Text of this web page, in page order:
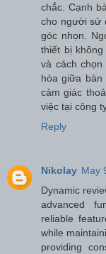
chắc. Cạnh
cho người sử
góc nhọn.
thiết bị
và cách
hòa giữa bàn
cảm giác
việc tại công
Reply
Nikolay May
Dynamic
advanced
reliable
while
providing